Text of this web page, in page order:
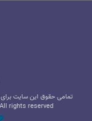
تمامی حقوق این سایت
rights reserved